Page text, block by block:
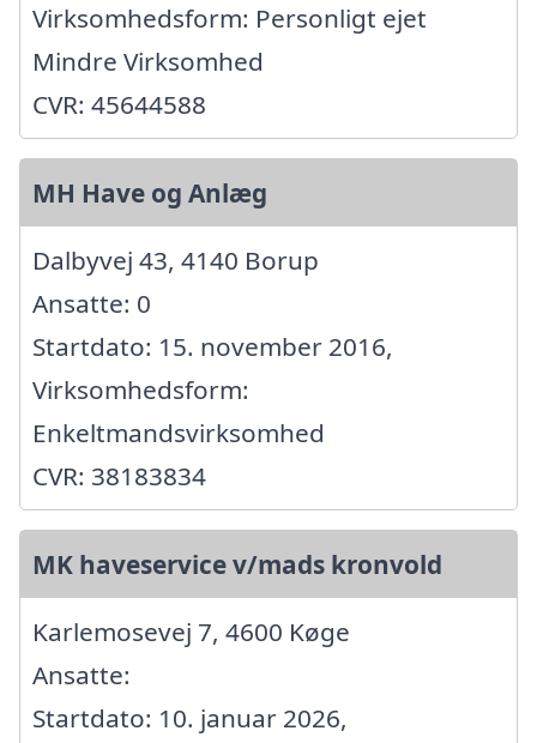
Virksomhedsform: Personligt ejet
Mindre Virksomhed
CVR: 45644588
MH Have og Anlæg
Dalbyvej 43, 4140 Borup
Ansatte: 0
Startdato: 15. november 2016,
Virksomhedsform:
Enkeltmandsvirksomhed
CVR: 38183834
MK haveservice v/mads kronvold
Karlemosevej 7, 4600 Køge
Ansatte:
Startdato: 10. januar 2026,